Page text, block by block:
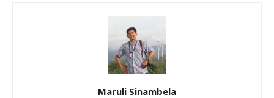
Maruli Sinambela